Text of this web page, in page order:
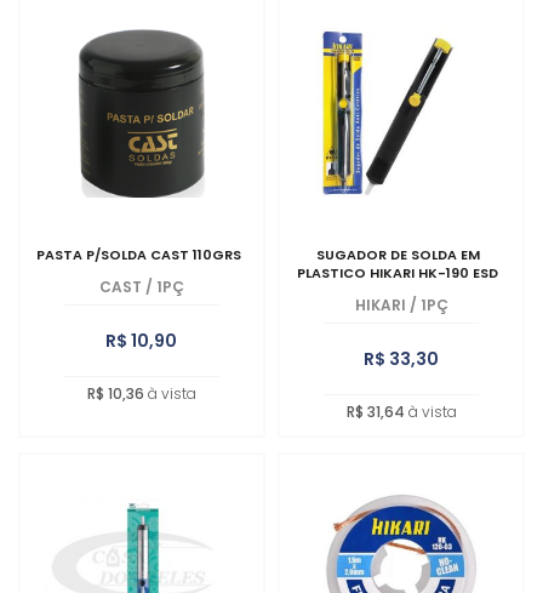
MENOR PREÇO
MAIOR PREÇO
PASTA P/SOLDA CAST 110GRS
CAST / 1PÇ
R$ 10,90
R$ 10,36 à vista
SUGADOR DE SOLDA EM
PLASTICO HIKARI HK-190 ESD
HIKARI / 1PÇ
R$ 33,30
R$ 31,64 à vista